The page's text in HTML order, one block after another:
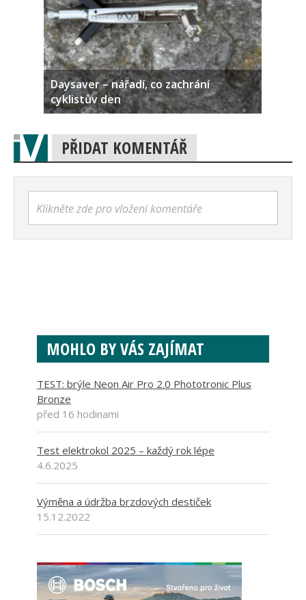
Daysaver – nářadí, co zachrání
cyklistův den
PŘIDAT KOMENTÁŘ
Klikněte zde pro vložení komentáře
MOHLO BY VÁS ZAJÍMAT
TEST: brýle Neon Air Pro 2.0 Phototronic Plus
Bronze
před 16 hodinami
Test elektrokol 2025 – každý rok lépe
4.6.2025
Výměna a údržba brzdových destiček
15.12.2022